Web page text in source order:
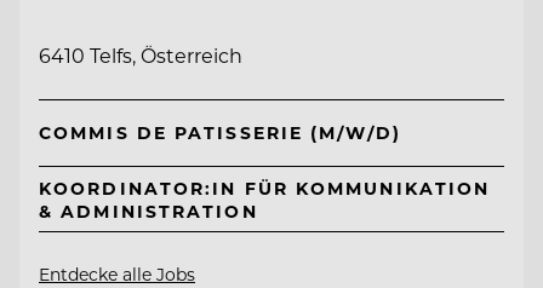
6410 Telfs, Österreich
COMMIS DE PATISSERIE (M/W/D)
KOORDINATOR:IN FÜR KOMMUNIKATION
& ADMINISTRATION
Entdecke alle Jobs